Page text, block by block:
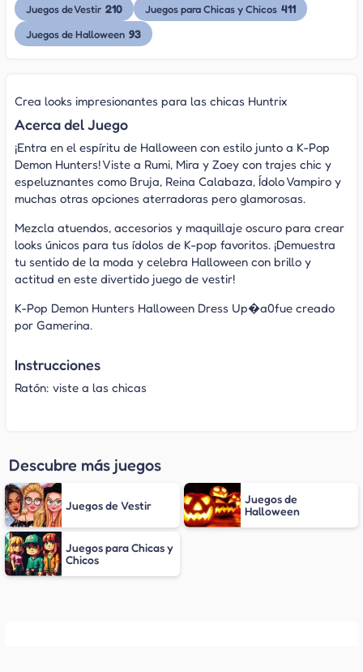
Juegos de Vestir 210 Juegos para Chicas y Chicos 411
Juegos de Halloween 93
Crea looks impresionantes para las chicas Huntrix
Acerca del Juego
¡Entra en el espíritu de Halloween con estilo junto a K-Pop
Demon Hunters! Viste a Rumi, Mira y Zoey con trajes chic y
espeluznantes como Bruja, Reina Calabaza, Ídolo Vampiro y
muchas otras opciones aterradoras pero glamorosas.
Mezcla atuendos, accesorios y maquillaje oscuro para crear
looks únicos para tus ídolos de K-pop favoritos. ¡Demuestra
tu sentido de la moda y celebra Halloween con brillo y
actitud en este divertido juego de vestir!
K-Pop Demon Hunters Halloween Dress Up�a0fue creado
por Gamerina.
Instrucciones
Ratón: viste a las chicas
Descubre más juegos
Juegos de Vestir
Juegos de
Halloween
Juegos para Chicas y
Chicos